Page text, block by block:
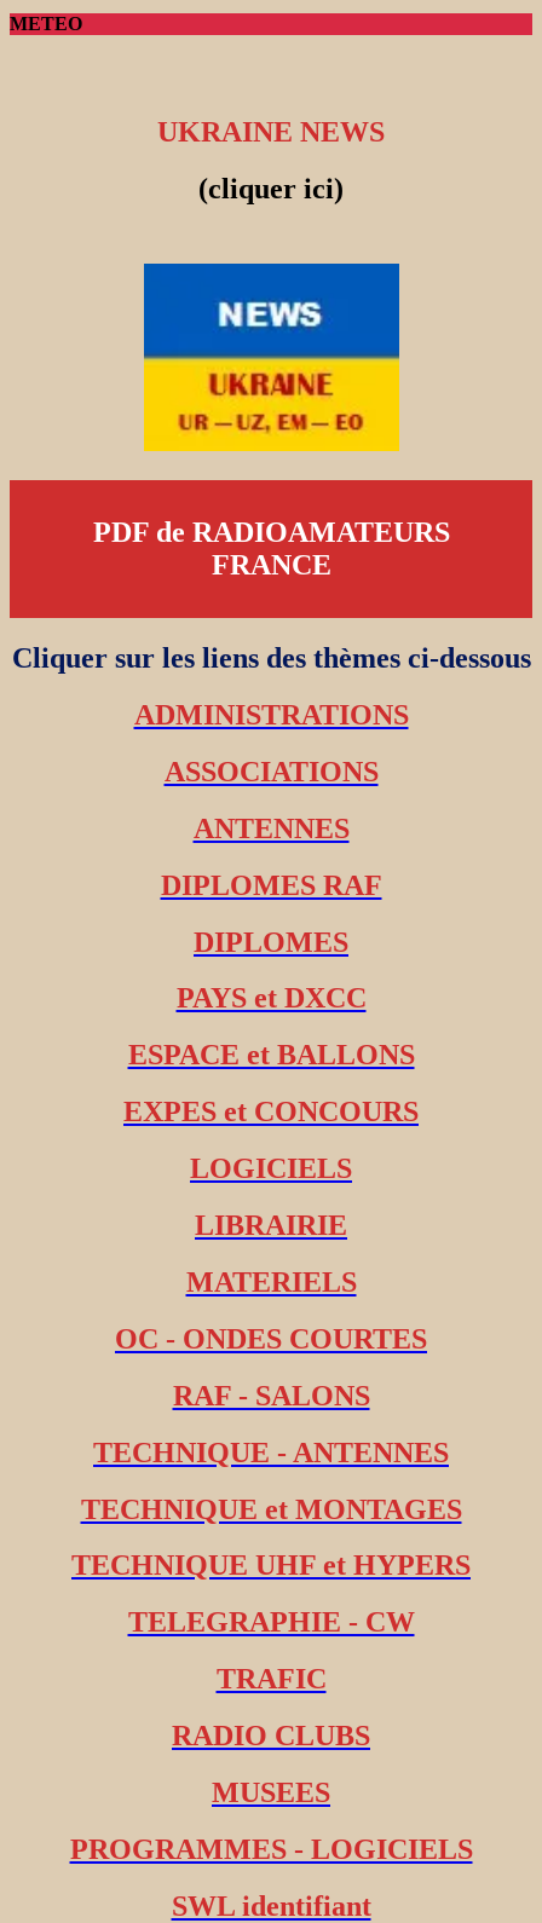
METEO
UKRAINE NEWS
(cliquer ici)
PDF de RADIOAMATEURS
FRANCE
Cliquer sur les liens des thèmes ci-dessous
ADMINISTRATIONS
ASSOCIATIONS
ANTENNES
DIPLOMES RAF
DIPLOMES
PAYS et DXCC
ESPACE et BALLONS
EXPES et CONCOURS
LOGICIELS
LIBRAIRIE
MATERIELS
OC - ONDES COURTES
RAF - SALONS
TECHNIQUE - ANTENNES
TECHNIQUE et MONTAGES
TECHNIQUE UHF et HYPERS
TELEGRAPHIE - CW
TRAFIC
RADIO CLUBS
MUSEES
PROGRAMMES - LOGICIELS
SWL identifiant